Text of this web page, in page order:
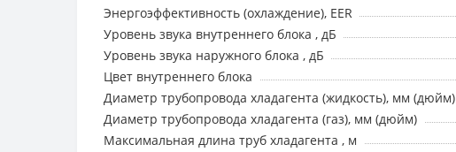
Энергоэффективность (охлаждение), EER
Уровень звука внутреннего блока , дБ
Уровень звука наружного блока , дБ
Цвет внутреннего блока
Диаметр трубопровода хладагента (жидкость), мм (дюйм)
Диаметр трубопровода хладагента (газ), мм (дюйм)
Максимальная длина труб хладагента , м